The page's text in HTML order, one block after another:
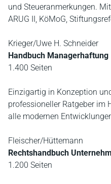
und Steueranmerkungen. Mit
ARUG II, KöMoG,
Krieger/Uwe H. Schneider
Handbuch Managerhaftung
1.400 Seiten
Einzigartig in Konzeption
professioneller Ratgeber im
alle modernen
Fleischer/Hüttemann
Rechtshandbuch
1.200 Seiten